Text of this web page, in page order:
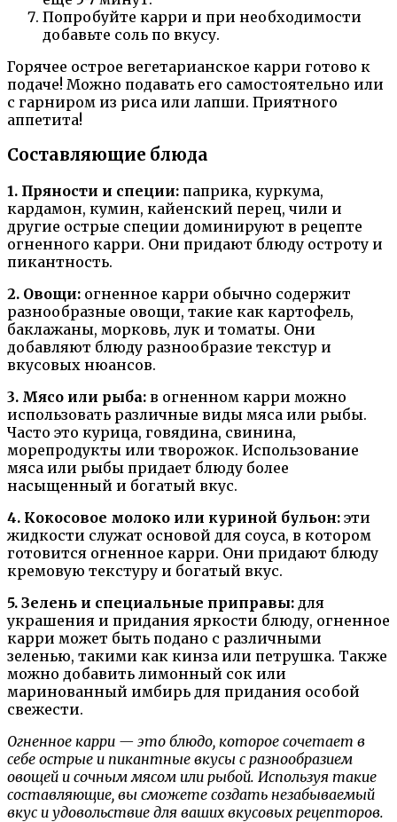
Попробуйте карри и при необходимости
добавьте соль по вкусу.
Горячее острое вегетарианское карри готово к
подаче! Можно подавать его самостоятельно или
с гарниром из риса или лапши. Приятного
аппетита!
Составляющие блюда
1. Пряности и специи: паприка, куркума,
кардамон, кумин, кайенский перец, чили и
другие острые специи доминируют в рецепте
огненного карри. Они придают блюду остроту и
пикантность.
2. Овощи: огненное карри обычно содержит
разнообразные овощи, такие как картофель,
баклажаны, морковь, лук и томаты. Они
добавляют блюду разнообразие текстур и
вкусовых нюансов.
3. Мясо или рыба: в огненном карри можно
использовать различные виды мяса или рыбы.
Часто это курица, говядина, свинина,
морепродукты или творожок. Использование
мяса или рыбы придает блюду более
насыщенный и богатый вкус.
4. Кокосовое молоко или куриной бульон: эти
жидкости служат основой для соуса, в котором
готовится огненное карри. Они придают блюду
кремовую текстуру и богатый вкус.
5. Зелень и специальные приправы: для
украшения и придания яркости блюду, огненное
карри может быть подано с различными
зеленью, такими как кинза или петрушка. Также
можно добавить лимонный сок или
маринованный имбирь для придания особой
свежести.
Огненное карри — это блюдо, которое сочетает в
себе острые и пикантные вкусы с разнообразием
овощей и сочным мясом или рыбой. Используя такие
составляющие, вы сможете создать незабываемый
вкус и удовольствие для ваших вкусовых рецепторов.